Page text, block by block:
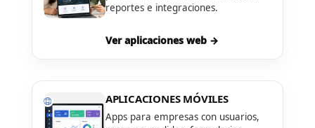
reportes e integraciones.
Ver aplicaciones web →
APLICACIONES MÓVILES
Apps para empresas con usuarios,